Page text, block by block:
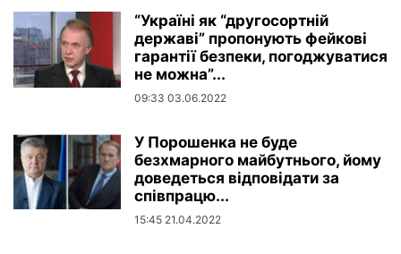
“Україні як “другосортній
державі” пропонують фейкові
гарантії безпеки, погоджуватися
не можна”...
09:33 03.06.2022
У Порошенка не буде
безхмарного майбутнього, йому
доведеться відповідати за
співпрацю...
15:45 21.04.2022